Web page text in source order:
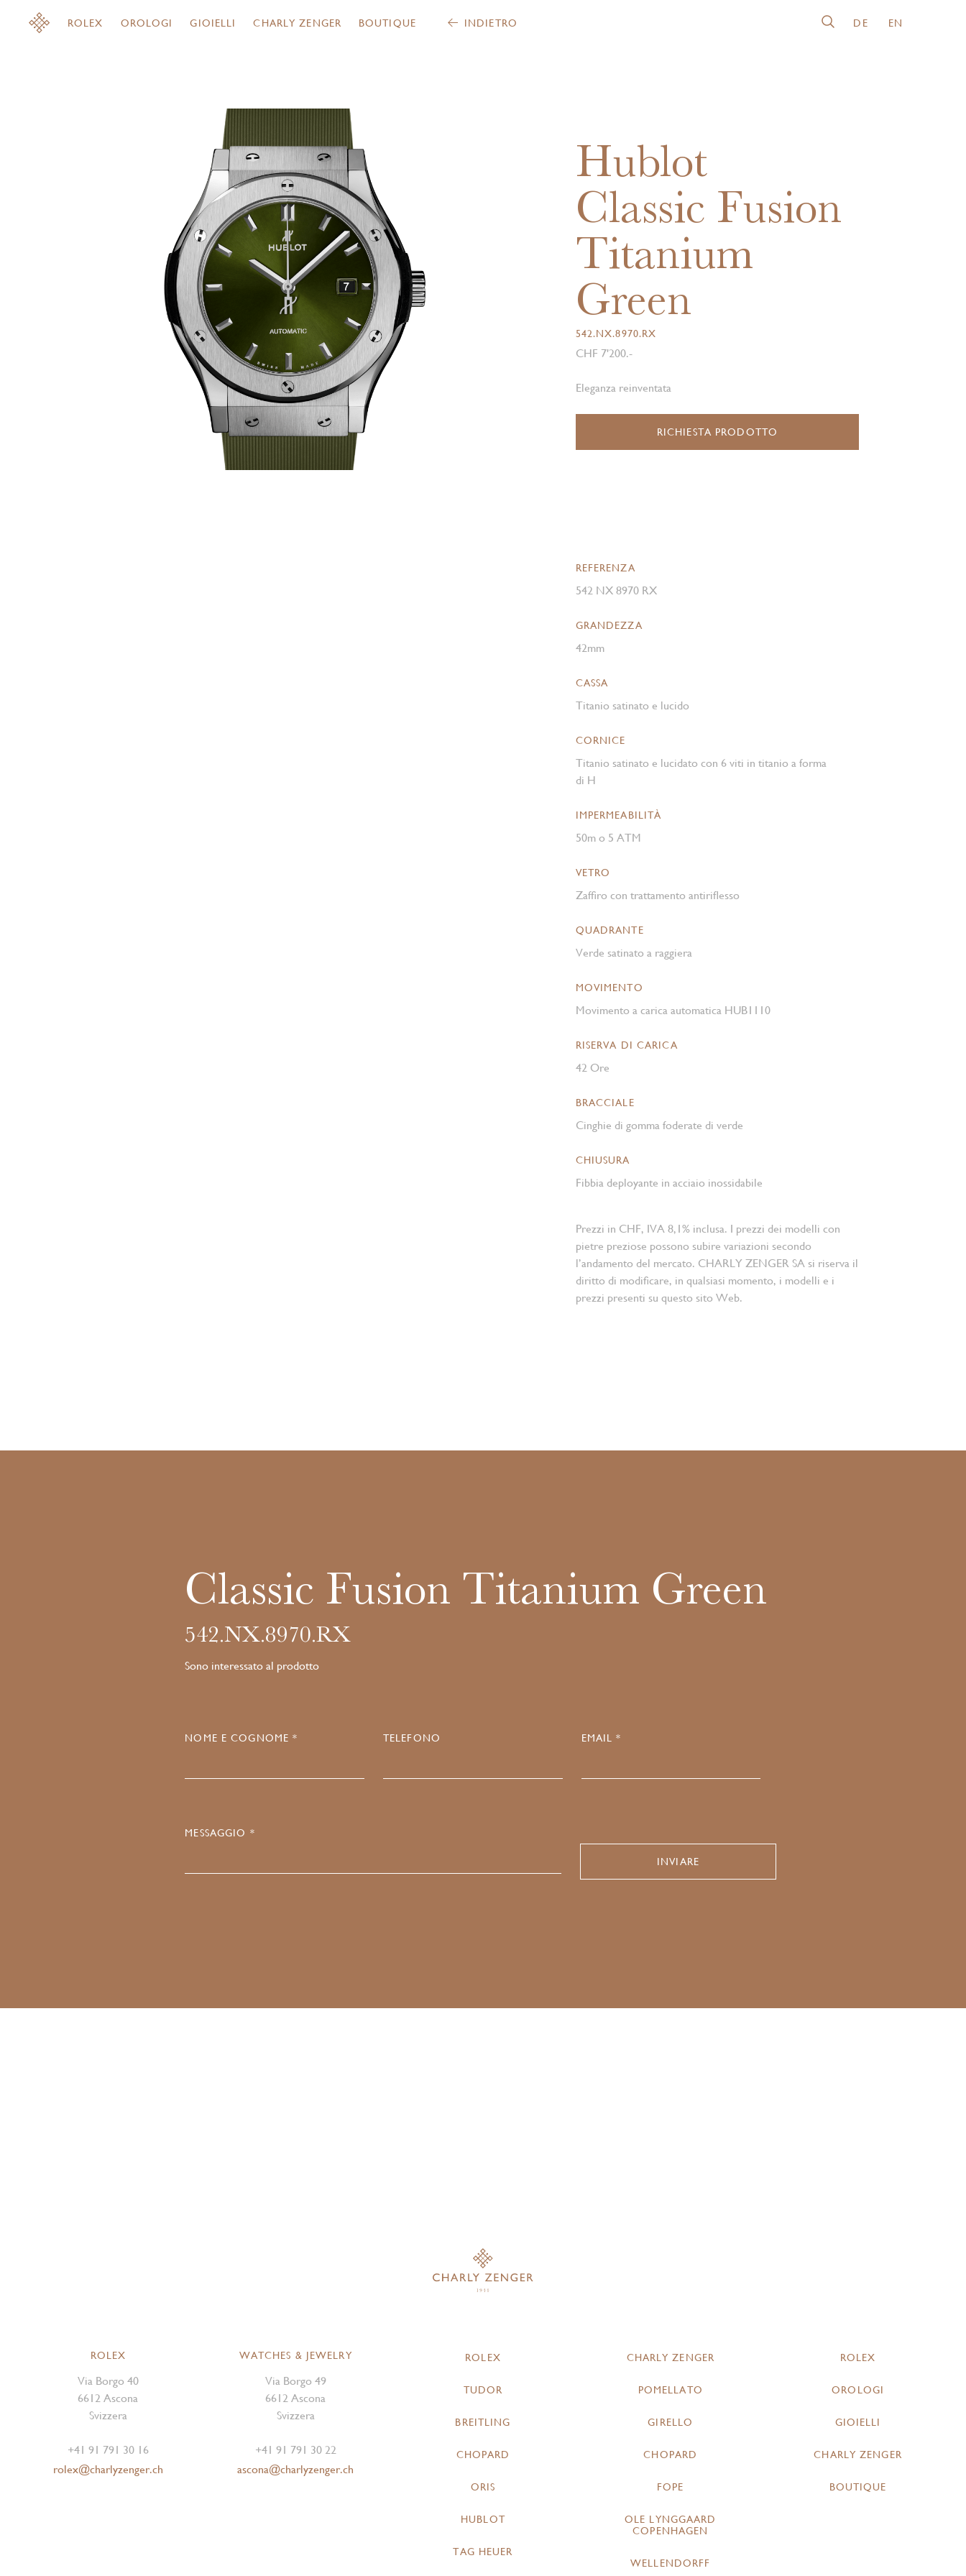
ROLEX OROLOGI GIOIELLI CHARLY ZENGER BOUTIQUE INDIETRO DE EN
Hublot
Classic Fusion
Titanium
Green
542.NX.8970.RX
CHF 7'200.-
Eleganza reinventata
RICHIESTA PRODOTTO
REFERENZA
542 NX 8970 RX
GRANDEZZA
42mm
CASSA
Titanio satinato e lucido
CORNICE
Titanio satinato e lucidato con 6 viti in titanio a forma
di H
IMPERMEABILITÀ
50m o 5 ATM
VETRO
Zaffiro con trattamento antiriflesso
QUADRANTE
Verde satinato a raggiera
MOVIMENTO
Movimento a carica automatica HUB1110
RISERVA DI CARICA
42 Ore
BRACCIALE
Cinghie di gomma foderate di verde
CHIUSURA
Fibbia deployante in acciaio inossidabile
Prezzi in CHF, IVA 8,1% inclusa. I prezzi dei modelli con
pietre preziose possono subire variazioni secondo
l’andamento del mercato. CHARLY ZENGER SA si riserva il
diritto di modificare, in qualsiasi momento, i modelli e i
prezzi presenti su questo sito Web.
Classic Fusion Titanium Green
542.NX.8970.RX
Sono interessato al prodotto
NOME E COGNOME * TELEFONO EMAIL *
MESSAGGIO *
ROLEX
Via Borgo 40
6612 Ascona
Svizzera
+41 91 791 30 16
rolex@charlyzenger.ch
WATCHES & JEWELRY
Via Borgo 49
6612 Ascona
Svizzera
+41 91 791 30 22
ascona@charlyzenger.ch
ROLEX
TUDOR
BREITLING
CHOPARD
ORIS
HUBLOT
TAG HEUER
CHARLY ZENGER
POMELLATO
GIRELLO
CHOPARD
FOPE
OLE LYNGGAARD
COPENHAGEN
WELLENDORFF
ROLEX
OROLOGI
GIOIELLI
CHARLY ZENGER
BOUTIQUE